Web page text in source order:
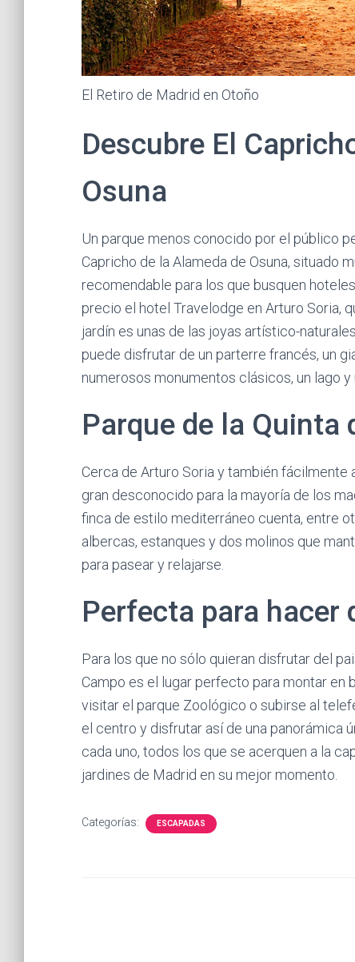
El Retiro de Madrid en Otoño
Descubre El
Osuna
Un parque menos conocido por el público
Capricho de la Alameda de Osuna, situado
recomendable para los que busquen
precio el hotel Travelodge en Arturo Soria,
jardín es unas de las joyas artístico-
puede disfrutar de un parterre francés, un
numerosos monumentos clásicos, un lago y
Parque de la Quinta
Cerca de Arturo Soria y también
gran desconocido para la mayoría de los
finca de estilo mediterráneo cuenta, entre
albercas, estanques y dos molinos que
para pasear y relajarse.
Perfecta para hacer
Para los que no sólo quieran disfrutar del
Campo es el lugar perfecto para montar
visitar el parque Zoológico o subirse al
el centro y disfrutar así de una panorámica
cada uno, todos los que se acerquen a la
jardines de Madrid en su mejor momento.
Categorías: ESCAPADAS